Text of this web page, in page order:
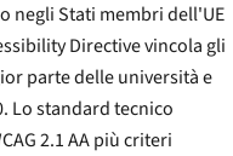
negli Stati membri dell'UE
Directive vincola gli
parte delle università e
Lo standard tecnico